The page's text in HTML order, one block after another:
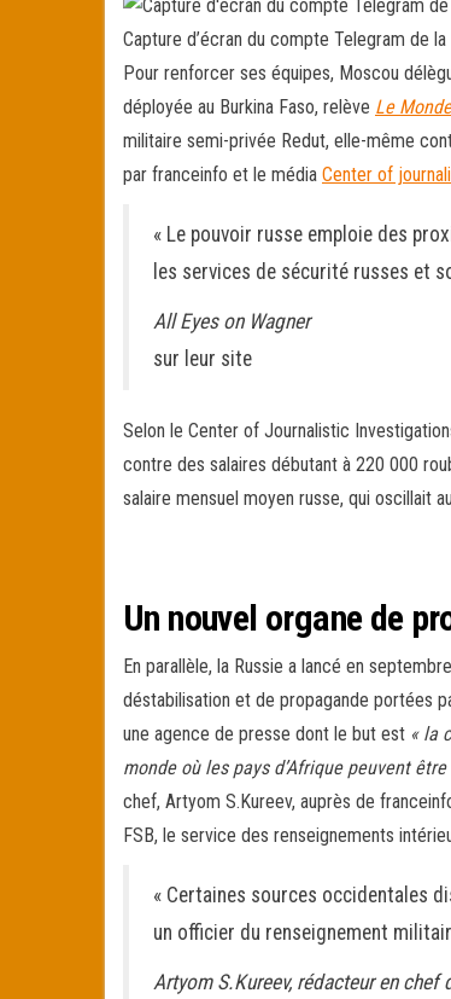
Capture d’écran du compte Telegram de
Pour renforcer ses équipes, Moscou
déployée au Burkina Faso, relève Le Monde
militaire semi-privée Redut, elle-même
par franceinfo et le média Center of
« Le pouvoir russe emploie des
les services de sécurité russes et
All Eyes on Wagner
sur leur site
Selon le Center of Journalistic
contre des salaires débutant à 220 000
salaire mensuel moyen russe, qui oscillait
Un nouvel organe de
En parallèle, la Russie a lancé en
déstabilisation et de propagande portées
une agence de presse dont le but est « la
monde où les pays d’Afrique peuvent
chef, Artyom S.Kureev, auprès de
FSB, le service des renseignements
« Certaines sources occidentales
un officier du renseignement
Artyom S.Kureev, rédacteur en chef